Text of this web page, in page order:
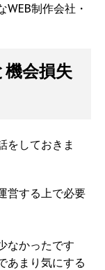
制作会社・
会損失
をしておきま
営する上で必要
なかったです
あまり気にする